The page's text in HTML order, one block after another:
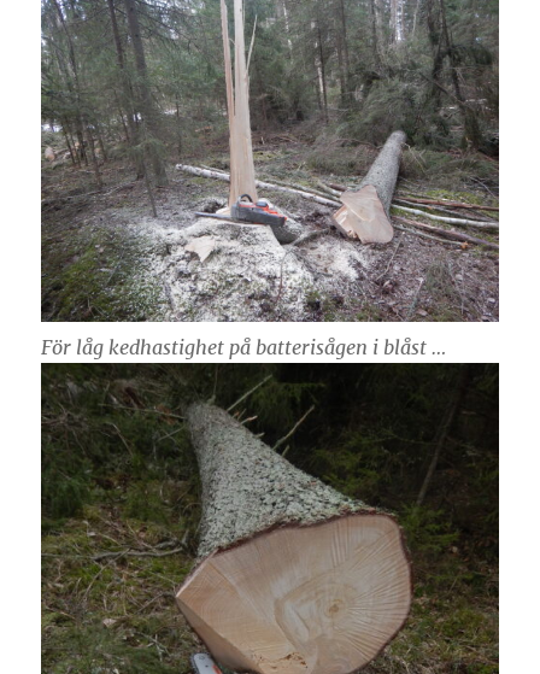
För låg kedhastighet på batterisågen i blåst …